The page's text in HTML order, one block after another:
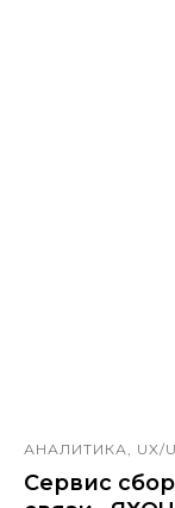
АНАЛИТИКА, UX/
Сервис